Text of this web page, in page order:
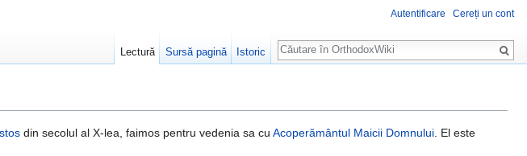
din secolul al X-lea, faimos pentru vedenia sa cu Acoperământul Maicii Domnului. El este
Autentificare Cereți un cont
Lectură Sursă pagină Istoric
Căutare